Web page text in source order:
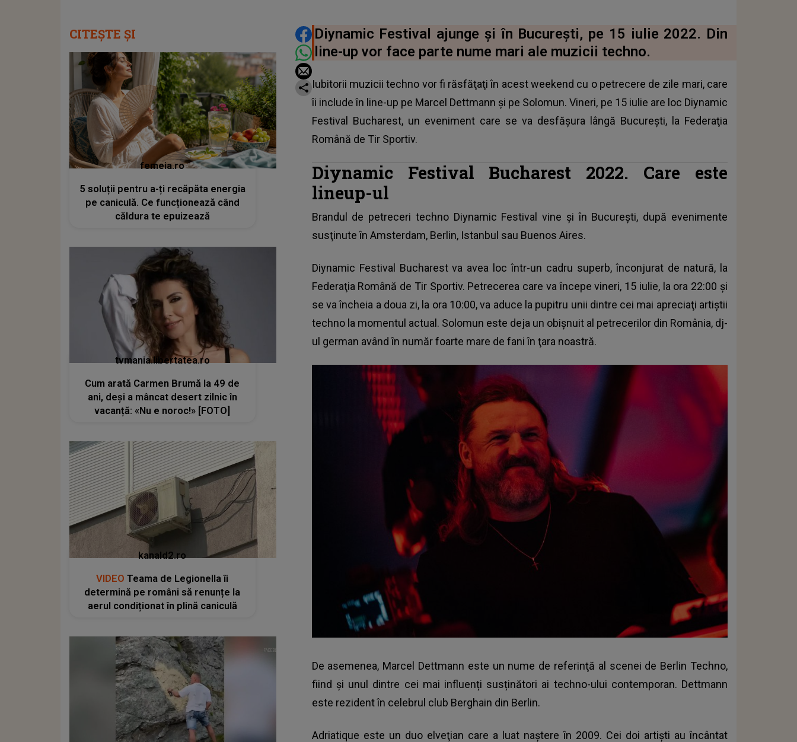
DISTRIBUIE ARTICOLUL
Diynamic Festival ajunge şi în Bucureşti, pe 15 iulie 2022. Din
line-up vor face parte nume mari ale muzicii techno.
Iubitorii muzicii techno vor fi răsfăţaţi în acest weekend cu o petrecere de zile mari, care
îi include în line-up pe Marcel Dettmann şi pe Solomun. Vineri, pe 15 iulie are loc Diynamic
Festival Bucharest, un eveniment care se va desfăşura lângă Bucureşti, la Federaţia
Română de Tir Sportiv.
Diynamic Festival Bucharest 2022. Care este
lineup-ul
Brandul de petreceri technoDiynamic Festival vine şi în Bucureşti, după evenimente
susţinute în Amsterdam, Berlin, Istanbul sau Buenos Aires.
Diynamic Festival Bucharest va avea loc într-un cadru superb, înconjurat de natură, la
Federaţia Română de Tir Sportiv. Petrecerea care va începe vineri, 15 iulie, la ora 22:00 şi
se va încheia a doua zi, la ora 10:00, va aduce la pupitru unii dintre cei mai apreciaţi artiştii
techno la momentul actual. Solomun este deja un obişnuit al petrecerilor din România, dj-
ul german având în număr foarte mare de fani în ţara noastră.
De asemenea, Marcel Dettmann este un nume de referinţă al scenei de Berlin Techno,
fiind şi unul dintre cei mai influenți susținători ai techno-ului contemporan. Dettmann
este rezident în celebrul club Berghain din Berlin.
Adriatique este un duo elveţian care a luat naştere în 2009. Cei doi artişti au încântat
CITEȘTE ȘI
femeia.ro
5 soluții pentru a-ți recăpăta energia
pe caniculă. Ce funcționează când
căldura te epuizează
tvmania.libertatea.ro
Cum arată Carmen Brumă la 49 de
ani, deși a mâncat desert zilnic în
vacanță: «Nu e noroc!» [FOTO]
kanald2.ro
VIDEO Teama de Legionella îi
determină pe români să renunțe la
aerul condiționat în plină caniculă